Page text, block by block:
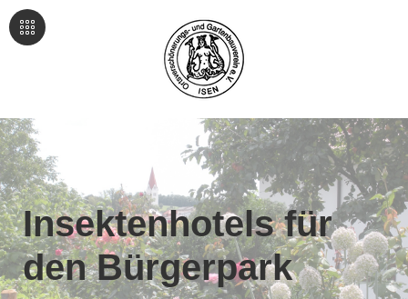
Insektenhotels für
den Bürgerpark